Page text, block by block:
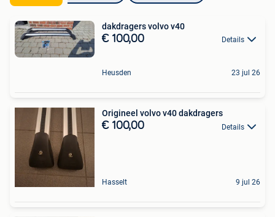
dakdragers volvo v40
€ 100,00 Details
Heusden 23 jul 26
Origineel volvo v40 dakdragers
€ 100,00 Details
Hasselt 9 jul 26